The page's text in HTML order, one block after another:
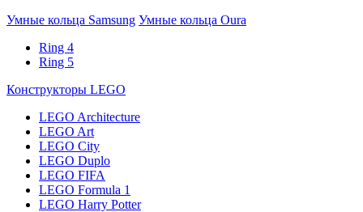
Умные кольца Samsung Умные кольца Oura
Ring 4
Ring 5
Конструкторы LEGO
LEGO Architecture
LEGO Art
LEGO City
LEGO Duplo
LEGO FIFA
LEGO Formula 1
LEGO Harry Potter